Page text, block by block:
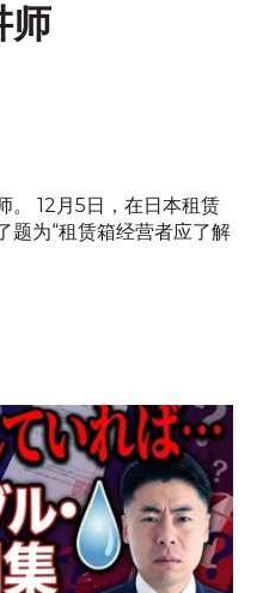
师
。 12月5日，在日本租赁
题为“租赁箱经营者应了解